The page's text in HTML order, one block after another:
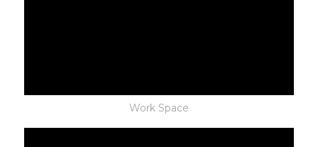
Work Space